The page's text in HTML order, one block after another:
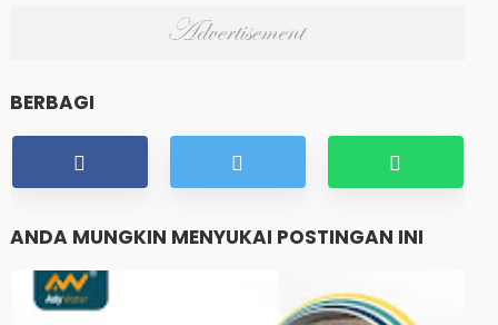
BERBAGI
ANDA MUNGKIN MENYUKAI POSTINGAN INI